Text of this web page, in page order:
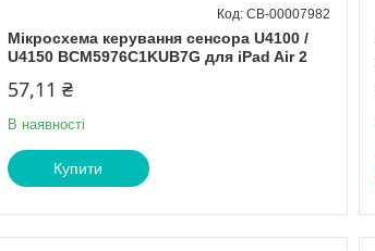
Мікросхема керування сенсора U4100 /
U4150 BCM5976C1KUB7G для iPad Air 2
CB-00007982
57,11 ₴
В наявності
Купити